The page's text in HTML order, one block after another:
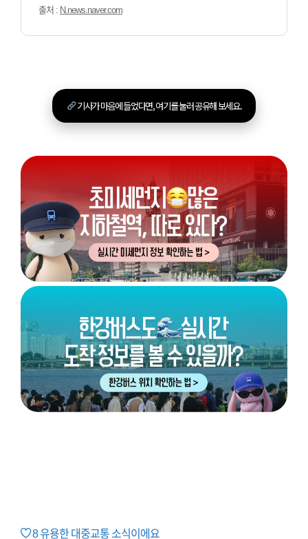
출처 : N.news.naver.com
기사가 마음에 들었다면, 여기를 눌러 공유해 보세요.
8유용한 대중교통 소식이에요